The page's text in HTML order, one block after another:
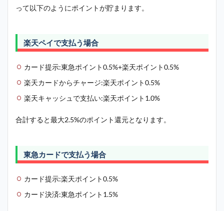
って以下のようにポイントが貯まります。
楽天ペイで支払う場合
カード提示:東急ポイント0.5%+楽天ポイント0.5%
楽天カードからチャージ:楽天ポイント0.5%
楽天キャッシュで支払い:楽天ポイント1.0%
合計すると最大2.5%のポイント還元となります。
東急カードで支払う場合
カード提示:楽天ポイント0.5%
カード決済:東急ポイント1.5%